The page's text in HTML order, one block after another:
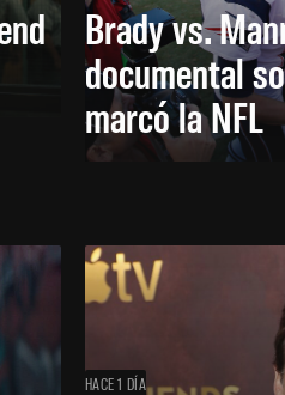
Brady vs.
documental
marcó la NFL
HACE 1 DÍA